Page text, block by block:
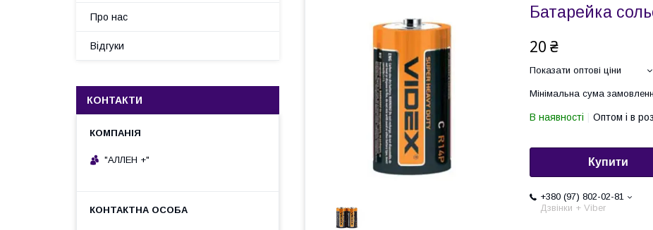
Батарейка
20 ₴
Показати оптові ціни
Мінімальна сума
В наявності Оптом і в
Купити
+380 (97) 802-02-81
Дзвінки + Viber
Про нас
Відгуки
КОНТАКТИ
"АЛЛЕН +"